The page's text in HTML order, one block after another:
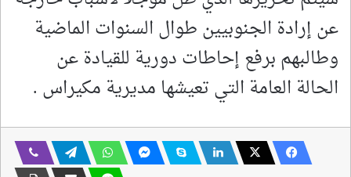
عن إرادة الجنوبيين طوال السنوات الماضية
وطالبهم برفع إحاطات دورية للقيادة عن
الحالة العامة التي تعيشها مديرية مكيراس .